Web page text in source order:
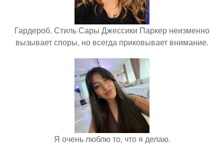
Гардероб. Стиль Сары Джессики Паркер неизменно
вызывает споры, но всегда приковывает внимание.
Я очень люблю то, что я делаю.